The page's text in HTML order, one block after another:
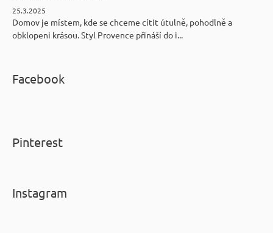
25.3.2025
Domov je místem, kde se chceme cítit útulně, pohodlně a
obklopeni krásou. Styl Provence přináší do i...
Facebook
Pinterest
Instagram